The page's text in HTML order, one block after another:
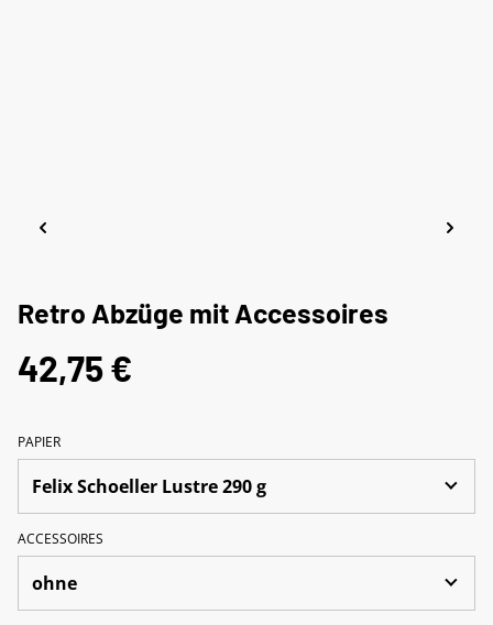
Retro Abzüge mit Accessoires
42,75 €
PAPIER
ACCESSOIRES